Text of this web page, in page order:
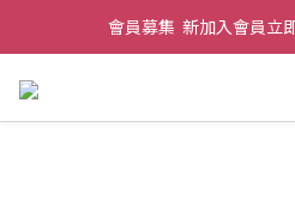
會員募集  新加入會員立